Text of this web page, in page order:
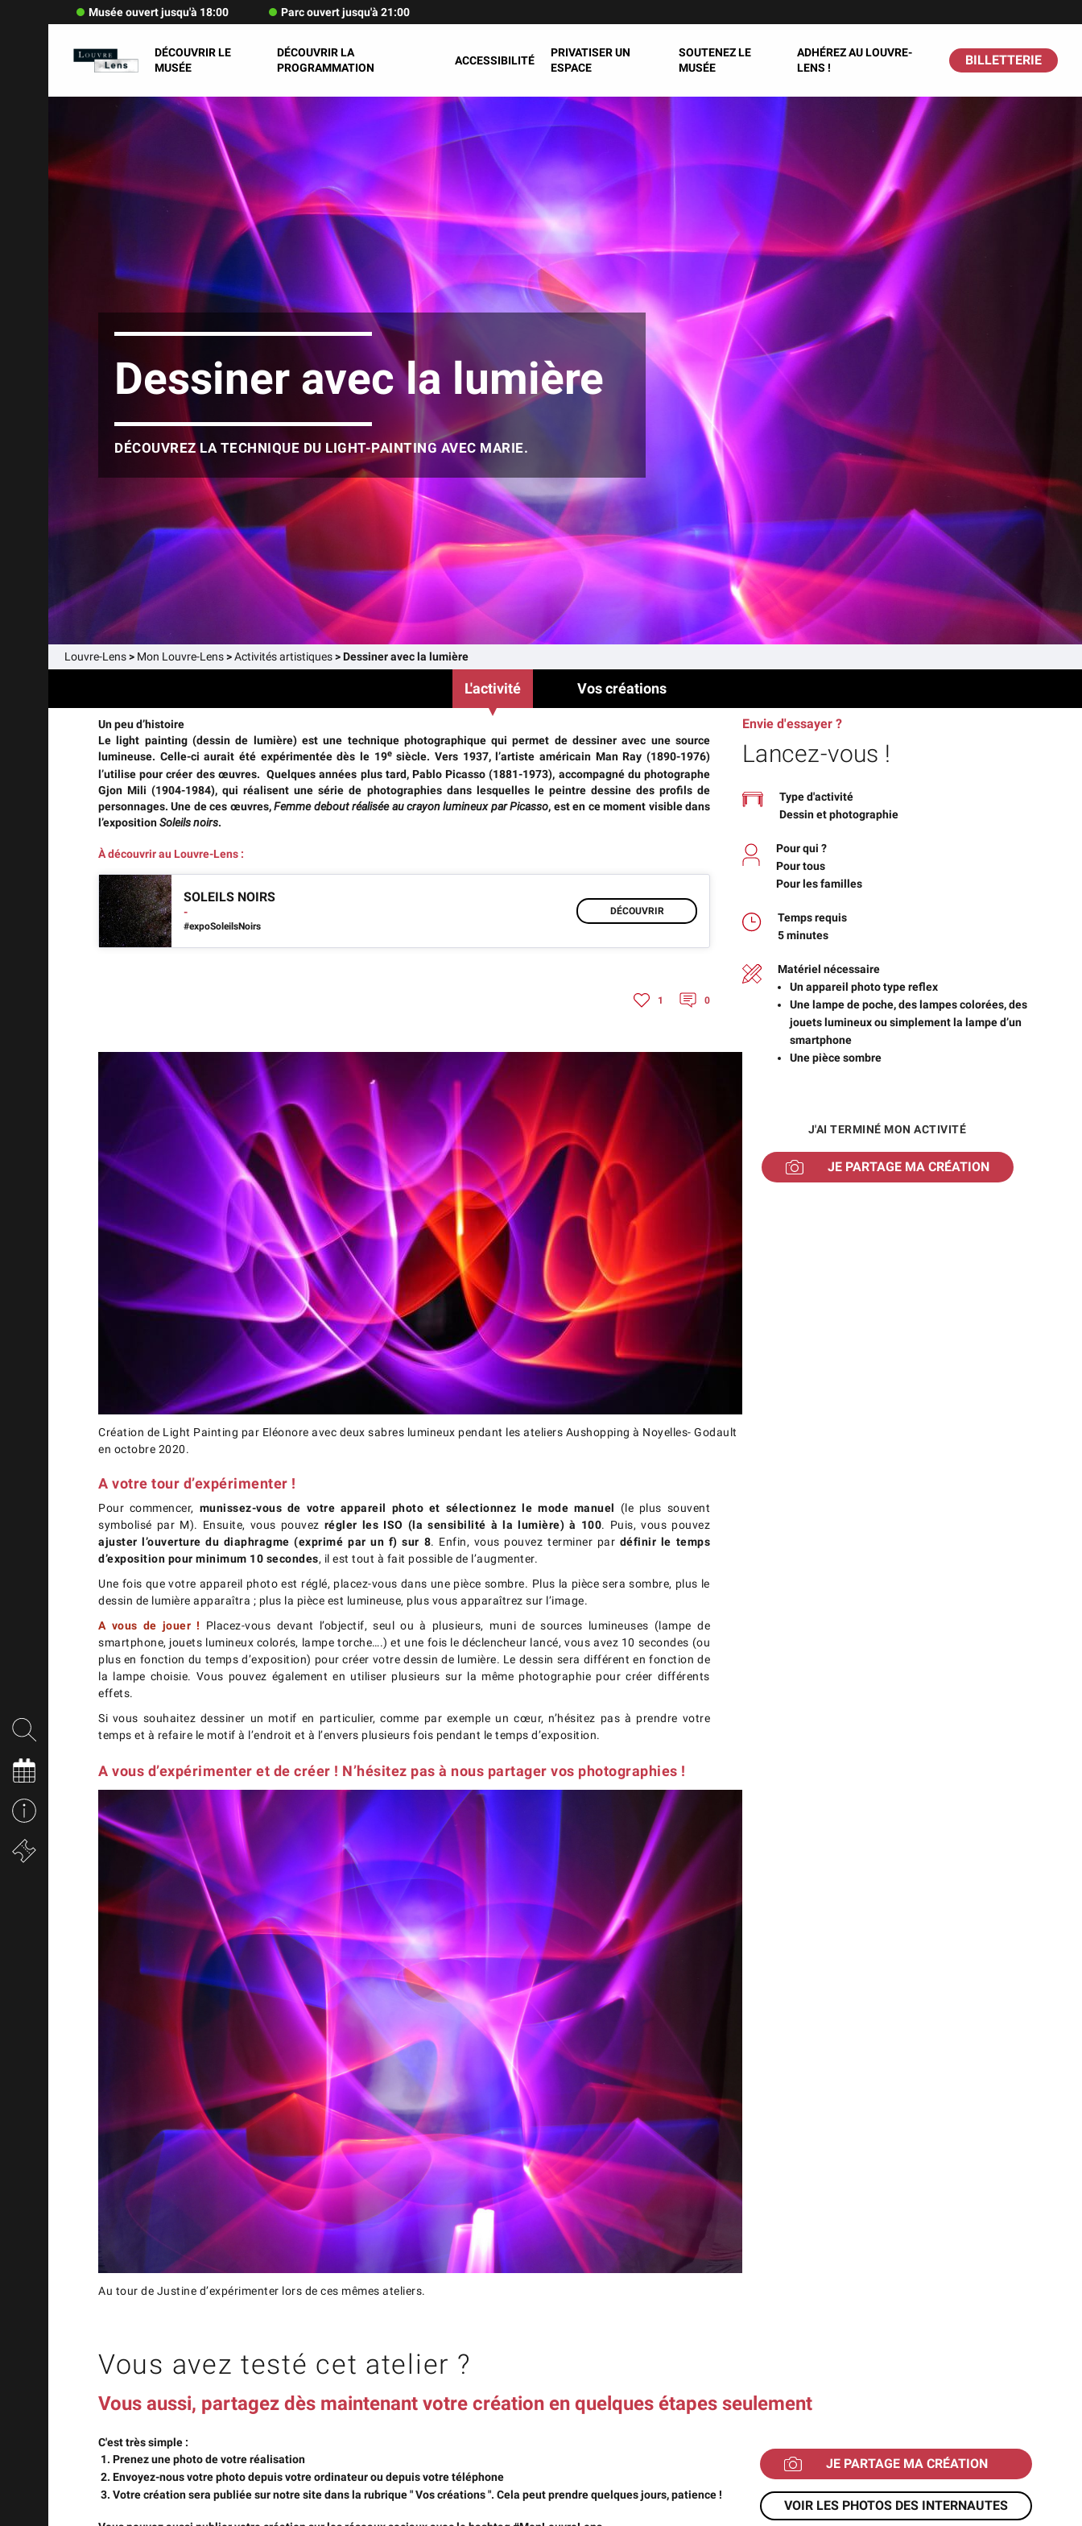
Musée ouvert jusqu'à 18:00 Parc ouvert jusqu'à 21:00
DÉCOUVRIR LE
MUSÉE
DÉCOUVRIR LA
PROGRAMMATION
ACCESSIBILITÉ
PRIVATISER UN
ESPACE
SOUTENEZ LE
MUSÉE
ADHÉREZ AU LOUVRE-
LENS !
BILLETTERIE
Dessiner avec la lumière
DÉCOUVREZ LA TECHNIQUE DU LIGHT-PAINTING AVEC MARIE.
Louvre-Lens> Mon Louvre-Lens>Activités artistiques>Dessiner avec la lumière
L'activité Vos créations
Un peu d’histoire
Le light painting(dessin de lumière) est une technique photographique qui permet de dessiner avec une source
lumineuse. Celle-ci aurait été expérimentée dès le 19esiècle. Vers 1937, l’artiste américain Man Ray (1890-1976)
l’utilise pour créer des œuvres. Quelques années plus tard, Pablo Picasso (1881-1973), accompagné du photographe
Gjon Mili (1904-1984), qui réalisent une série de photographies dans lesquelles le peintre dessine des profils de
personnages. Une de ces œuvres,Femme debout réalisée au crayon lumineux par Picasso, est en ce moment visible dans
l’expositionSoleils noirs.
À découvrir au Louvre-Lens :
SOLEILS NOIRS
-
#expoSoleilsNoirs
DÉCOUVRIR
1 0
Création de Light Painting par Eléonore avec deux sabres lumineux pendant les ateliers Aushopping à Noyelles- Godault
en octobre 2020.
A votre tour d’expérimenter !
Pour commencer, munissez-vous de votre appareil photo et sélectionnez le mode manuel
(le plus souvent
symbolisé par M). Ensuite, vous pouvez régler les ISO (la sensibilité à la lumière) à 100. Puis, vous pouvez
ajuster l’ouverture du diaphragme (exprimé par un f) sur 8. Enfin, vous pouvez terminer par définir le temps
d’exposition pour minimum 10 secondes, il est tout à fait possible de l’augmenter.
Une fois que votre appareil photo est réglé, placez-vous dans une pièce sombre. Plus la pièce sera sombre, plus le
dessin de lumière apparaîtra ; plus la pièce est lumineuse, plus vous apparaîtrez sur l’image.
A vous de jouer !
Placez-vous devant l’objectif, seul ou à plusieurs, muni de sources lumineuses (lampe de
smartphone, jouets lumineux colorés, lampe torche….) et une fois le déclencheur lancé, vous avez 10 secondes (ou
plus en fonction du temps d’exposition) pour créer votre dessin de lumière. Le dessin sera différent en fonction de
la lampe choisie. Vous pouvez également en utiliser plusieurs sur la même photographie pour créer différents
effets.
Si vous souhaitez dessiner un motif en particulier, comme par exemple un cœur, n’hésitez pas à prendre votre
temps et à refaire le motif à l’endroit et à l’envers plusieurs fois pendant le temps d’exposition.
A vous d’expérimenter et de créer ! N’hésitez pas à nous partager vos photographies !
Au tour de Justine d’expérimenter lors de ces mêmes ateliers.
Envie d'essayer ?
Lancez-vous !
Type d'activité
Dessin et photographie
Pour qui ?
Pour tous
Pour les familles
Temps requis
5 minutes
Matériel nécessaire
Un appareil photo type reflex
Une lampe de poche, des lampes colorées, des
jouets lumineux ou simplement la lampe d’un
smartphone
Une pièce sombre
J'AI TERMINÉ MON ACTIVITÉ
JE PARTAGE MA CRÉATION
Vous avez testé cet atelier ?
Vous aussi, partagez dès maintenant votre création en quelques étapes seulement
C'est très simple :
Prenez une photo de votre réalisation
Envoyez-nous votre photo depuis votre ordinateur ou depuis votre téléphone
Votre création sera publiée sur notre site dans la rubrique " Vos créations ". Cela peut prendre quelques jours, patience !
JE PARTAGE MA CRÉATION
VOIR LES PHOTOS DES INTERNAUTES